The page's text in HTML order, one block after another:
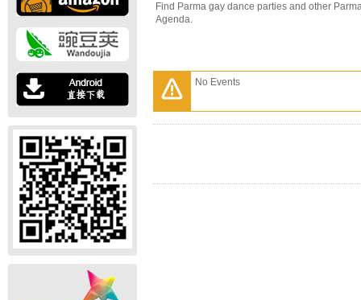
Find Parma gay dance parties and other
Agenda.
No Events